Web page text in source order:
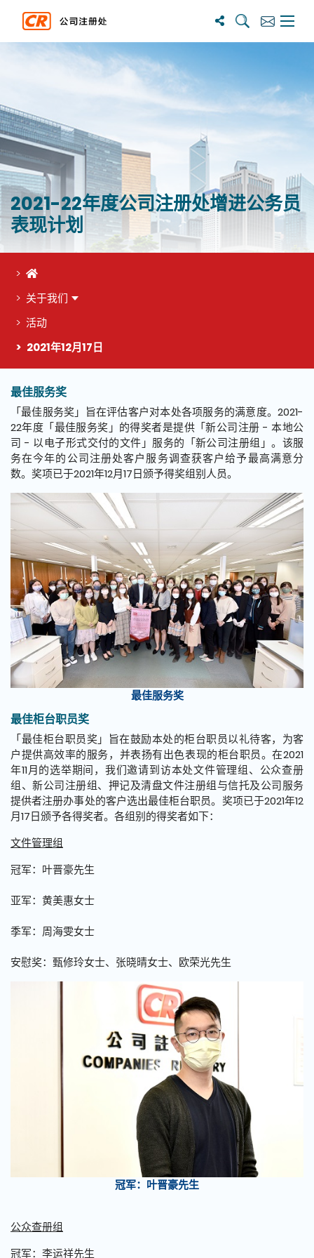
搜尋 訂閱主選
2021-22年度公司注册处增进公务员
表现计划
首页
关于我们
活动
2021年12月17日
这个页面的主要内容
最佳服务奖
「最佳服务奖」旨在评估客户对本处各项服务的满意度。2021-
22年度「最佳服务奖」的得奖者是提供「新公司注册 -本地公
司 - 以电子形式交付的文件」服务的「新公司注册组」。该服
务在今年的公司注册处客户服务调查获客户给予最高满意分
数。奖项已于2021年12月17日颁予得奖组别人员。
最佳服务奖
最佳柜台职员奖
「最佳柜台职员奖」旨在鼓励本处的柜台职员以礼待客，为客
户提供高效率的服务，并表扬有出色表现的柜台职员。在2021
年11月的选举期间，我们邀请到访本处文件管理组、公众查册
组、新公司注册组、押记及清盘文件注册组与信托及公司服务
提供者注册办事处的客户选出最佳柜台职员。奖项已于2021年12
月17日颁予各得奖者。各组别的得奖者如下：
文件管理组
冠军：叶晋豪先生
亚军：黄美惠女士
季军：周海雯女士
安慰奖：甄修玲女士、张晓晴女士、欧荣光先生
冠军：叶晋豪先生
公众查册组
冠军：李运祥先生